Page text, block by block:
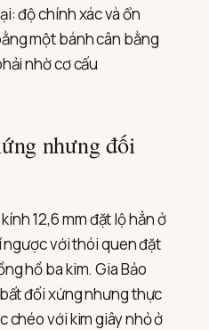
độ chính xác và ổn
một bánh cân bằng
nhờ cơ cấu
nhưng đối
12,6 mm đặt lộ hẳn ở
với thói quen đặt
hồ ba kim. Gia Bảo
đối xứng nhưng thực
chéo với kim giây nhỏ ở